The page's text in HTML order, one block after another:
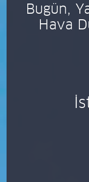
Bugün,
Hava
Haber Arşivi